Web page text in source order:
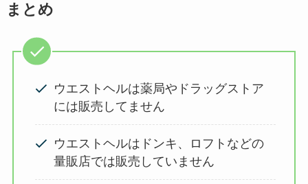
まとめ
ウエストヘルは薬局やドラッグストア
には販売してません
ウエストヘルはドンキ、ロフトなどの
量販店では販売していません